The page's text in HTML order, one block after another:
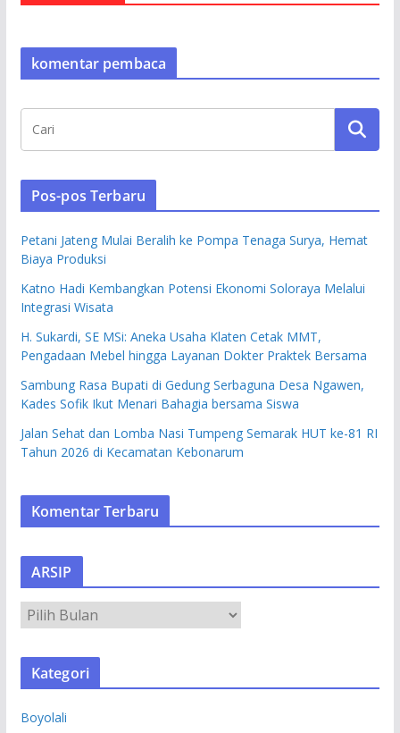
komentar pembaca
Pos-pos Terbaru
Petani Jateng Mulai Beralih ke Pompa Tenaga Surya, Hemat
Biaya Produksi
Katno Hadi Kembangkan Potensi Ekonomi Soloraya Melalui
Integrasi Wisata
H. Sukardi, SE MSi: Aneka Usaha Klaten Cetak MMT,
Pengadaan Mebel hingga Layanan Dokter Praktek Bersama
Sambung Rasa Bupati di Gedung Serbaguna Desa Ngawen,
Kades Sofik Ikut Menari Bahagia bersama Siswa
Jalan Sehat dan Lomba Nasi Tumpeng Semarak HUT ke-81 RI
Tahun 2026 di Kecamatan Kebonarum
Komentar Terbaru
ARSIP
R
S
Kategori
Boyolali